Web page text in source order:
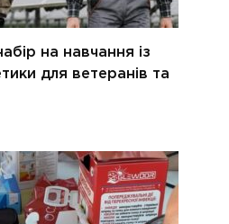
на навчання із
для ветеранів та